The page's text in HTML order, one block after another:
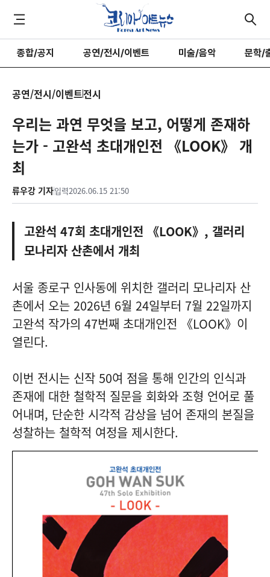
종합/공지 공연/전시/이벤트 미술/음악 문학/
공연/전시/이벤트전시
우리는 과연 무엇을 보고, 어떻게 존재하
는가 - 고완석 초대개인전 《LOOK》 개
최
류우강 기자입력2026.06.15 21:50
고완석 47회 초대개인전 《LOOK》, 갤러리
모나리자 산촌에서 개최
서울 종로구 인사동에 위치한 갤러리 모나리자 산
촌에서 오는 2026년 6월 24일부터 7월 22일까지
고완석 작가의 47번째 초대개인전 《LOOK》이
열린다.
이번 전시는 신작 50여 점을 통해 인간의 인식과
존재에 대한 철학적 질문을 회화와 조형 언어로 풀
어내며, 단순한 시각적 감상을 넘어 존재의 본질을
성찰하는 철학적 여정을 제시한다.